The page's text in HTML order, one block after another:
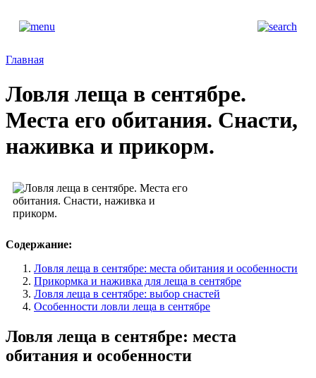
Главная
Ловля леща в сентябре.
Места его обитания. Снасти,
наживка и прикорм.
Содержание:
Ловля леща в сентябре: места обитания и особенности
Прикормка и наживка для леща в сентябре
Ловля леща в сентябре: выбор снастей
Особенности ловли леща в сентябре
Ловля леща в сентябре: места
обитания и особенности